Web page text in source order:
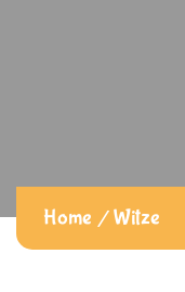
Home Witze